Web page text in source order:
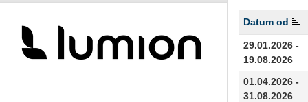
Datum od
29.01.2026 -
19.08.2026
01.04.2026 -
31.08.2026